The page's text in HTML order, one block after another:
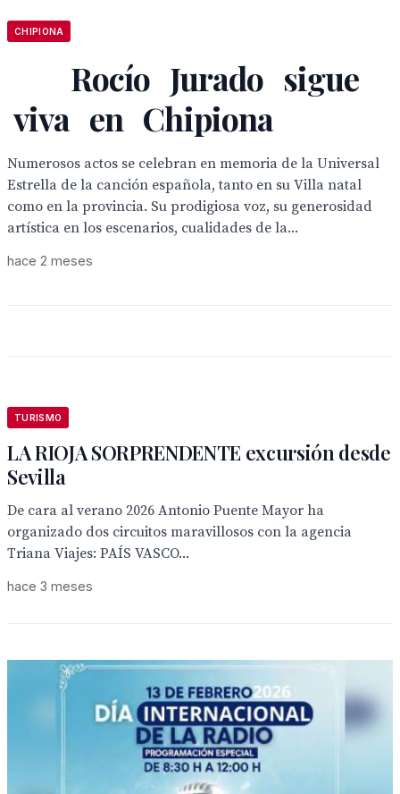
CHIPIONA
Rocío Jurado sigue
viva en Chipiona
Numerosos actos se celebran en memoria de la Universal
Estrella de la canción española, tanto en su Villa natal
como en la provincia. Su prodigiosa voz, su generosidad
artística en los escenarios, cualidades de la...
hace 2 meses
TURISMO
LA RIOJA SORPRENDENTE excursión desde
Sevilla
De cara al verano 2026 Antonio Puente Mayor ha
organizado dos circuitos maravillosos con la agencia
Triana Viajes: PAÍS VASCO...
hace 3 meses